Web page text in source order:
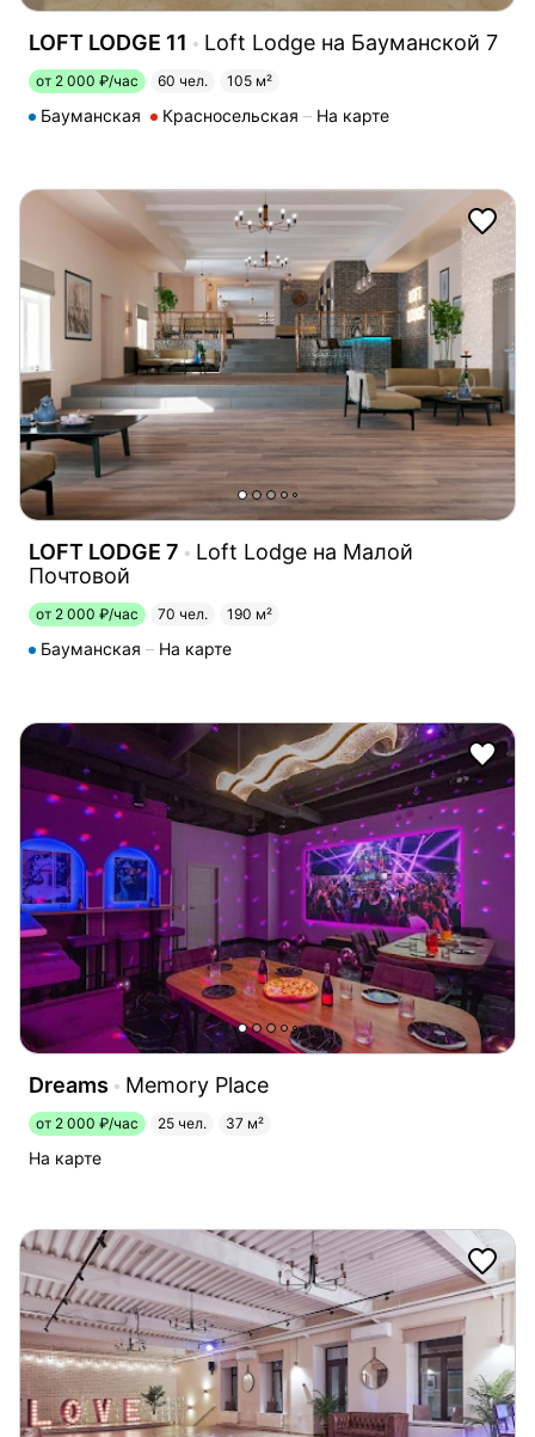
LOFT LODGE 11 Loft Lodge на Бауманской 7
от 2 000 ₽/час 60 чел. 105 м²
Бауманская Красносельская На карте
LOFT LODGE 7
Loft Lodge на Малой
Почтовой
от 2 000 ₽/час 70 чел. 190 м²
Бауманская На карте
Dreams Memory Place
от 2 000 ₽/час 25 чел. 37 м²
На карте